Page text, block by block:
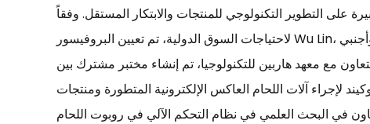
على التطوير التكنولوجي للمنتجات والابتكار المستقل. وفقاً
لاحتياجات السوق الدولية، تم تعيين البروفيسور Wu Lin، وهو خبير لحام محلي وأجنبي
مع معهد هاربين للتكنولوجيا، تم إنشاء مختبر مشترك بين
لإجراء آلات اللحام العاكس الإلكترونية المتطورة ومنتجات